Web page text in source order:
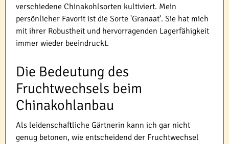
verschiedene Chinakohlsorten kultiviert. Mein
persönlicher Favorit ist die Sorte 'Granaat'. Sie hat mich
mit ihrer Robustheit und hervorragenden Lagerfähigkeit
immer wieder beeindruckt.
Die Bedeutung des
Fruchtwechsels beim
Chinakohlanbau
Als leidenschaftliche Gärtnerin kann ich gar nicht
genug betonen, wie entscheidend der Fruchtwechsel